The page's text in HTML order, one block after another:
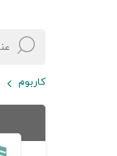
کاربوم